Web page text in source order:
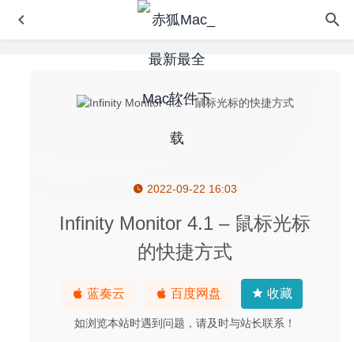
2022-09-22 16:03
Infinity Monitor 4.1 – 鼠标光标
的快捷方式
蓝奏云 百度网盘 收藏
如浏览本站时遇到问题，请及时与站长联系！
Mellel 6.7.1 中文版 – 先进的多语言文本编辑器
Slidepad 1.0.33 – WEB应用侧边滑动窗口切换神器 2020-
Integrity Pro 9.8.5 破解版–网站死链清理及优化工具
4K YouTube to MP3 3.13 – 在线音乐转换及下载器 2020-